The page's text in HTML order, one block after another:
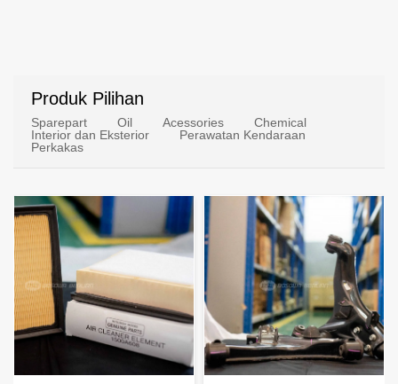
Produk Pilihan
Sparepart Oil Acessories
Chemical
Interior dan Eksterior
Perawatan Kendaraan
Perkakas